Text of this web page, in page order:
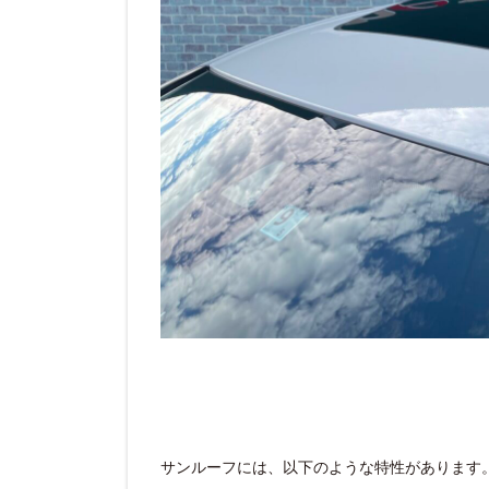
サンルーフには、以下のような特性があります